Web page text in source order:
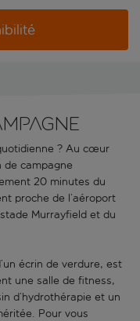
? Au cœur
de campagne
20 minutes du
proche de l’aéroport
Murrayfield et du
écrin de verdure, est
une salle de fitness,
d’hydrothérapie et un
Pour vous